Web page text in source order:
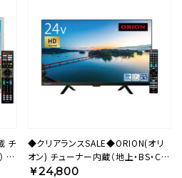
チ
ス
◆クリアランスSALE◆ORION(オリ
オン) チューナー内蔵（地上・BS・CS
対応） 液晶テレビ 24v型 ハイビジョ
￥24,800